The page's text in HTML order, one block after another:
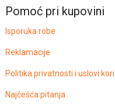
Pomoć pri kupovini
Isporuka robe
Reklamacije
Politika privatnosti i uslovi
Najčešća pitanja